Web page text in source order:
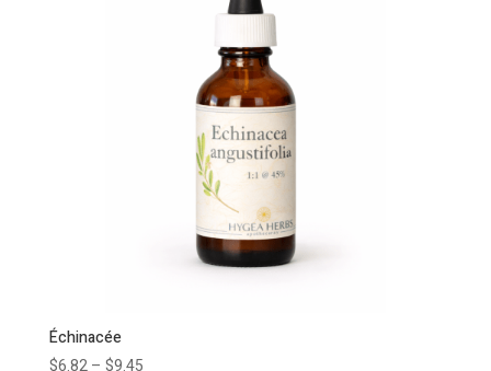
Échinacée
$6.82– $9.45